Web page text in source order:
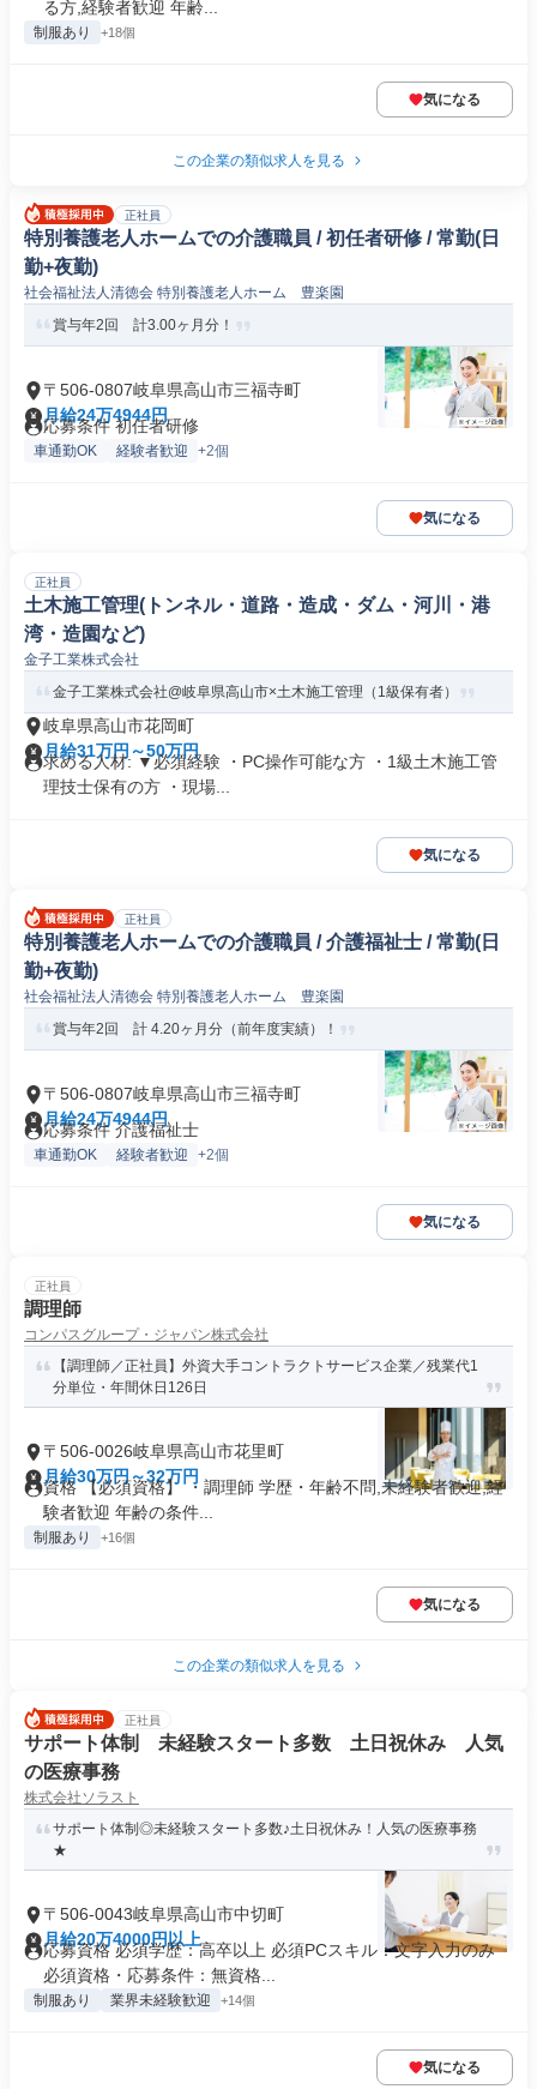
る方,経験者歓迎 年齢...
制服あり +18個
気になる
この企業の類似求人を見る
正社員
特別養護老人ホームでの介護職員 / 初任者研修 / 常勤(日
勤+夜勤)
社会福祉法人清徳会 特別養護老人ホーム 豊楽園
賞与年2回 計3.00ヶ月分！
〒506-0807岐阜県高山市三福寺町
月給24万4944円
応募条件 初任者研修
車通勤OK 経験者歓迎 +2個
気になる
正社員
土木施工管理(トンネル・道路・造成・ダム・河川・港
湾・造園など)
金子工業株式会社
金子工業株式会社@岐阜県高山市×土木施工管理（1級保有者）
岐阜県高山市花岡町
月給31万円～50万円
求める人材: ▼必須経験 ・PC操作可能な方 ・1級土木施工管
理技士保有の方 ・現場...
気になる
正社員
特別養護老人ホームでの介護職員 / 介護福祉士 / 常勤(日
勤+夜勤)
社会福祉法人清徳会 特別養護老人ホーム 豊楽園
賞与年2回 計 4.20ヶ月分（前年度実績）！
〒506-0807岐阜県高山市三福寺町
月給24万4944円
応募条件 介護福祉士
車通勤OK 経験者歓迎 +2個
気になる
正社員
調理師
コンパスグループ・ジャパン株式会社
【調理師／正社員】外資大手コントラクトサービス企業／残業代1
分単位・年間休日126日
〒506-0026岐阜県高山市花里町
月給30万円～32万円
資格 【必須資格】 ・調理師 学歴・年齢不問,未経験者歓迎,経
験者歓迎 年齢の条件...
制服あり +16個
気になる
この企業の類似求人を見る
正社員
サポート体制 未経験スタート多数 土日祝休み 人気
の医療事務
株式会社ソラスト
サポート体制◎未経験スタート多数♪土日祝休み！人気の医療事務
★
〒506-0043岐阜県高山市中切町
月給20万4000円以上
応募資格 必須学歴：高卒以上 必須PCスキル：文字入力のみ
必須資格・応募条件：無資格...
制服あり 業界未経験歓迎 +14個
気になる